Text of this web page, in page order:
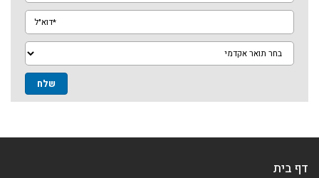
דוא"ל*
מגמה
דף בית